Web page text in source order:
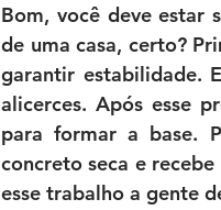
Bom, você deve estar
de uma casa, certo?
garantir estabilidade.
alicerces. Após esse
para formar a base.
concreto seca e
esse trabalho a gente